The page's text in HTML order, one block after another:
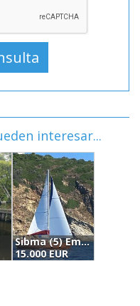
interesar...
Sibma (5) Em 8.50 (1997)
15.000 EUR